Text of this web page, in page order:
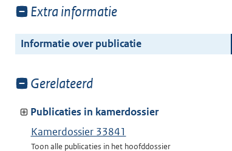
Toon
van:
Extra informatie
Informatie over publicatie
Toon
van:
Gerelateerd
Publicaties in kamerdossier
Kamerdossier 33841
Toon alle publicaties in het hoofddossier